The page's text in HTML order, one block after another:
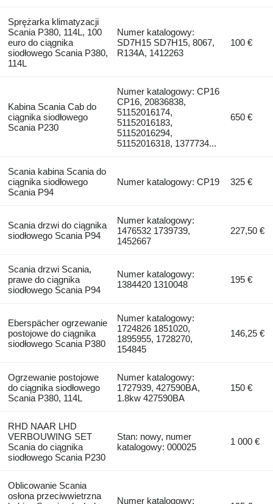
Sprężarka klimatyzacji
Scania P380, 114L, 100
euro do ciągnika
siodłowego Scania P380,
114L
Numer katalogowy:
SD7H15 SD7H15, 8067,
R134A, 1412263
100 €
Kabina Scania Cab do
ciągnika siodłowego
Scania P230
Numer katalogowy: CP16
CP16, 20836838,
51152016174,
51152016183,
51152016294,
51152016318, 1377734...
650 €
Scania kabina Scania do
ciągnika siodłowego
Scania P94
Numer katalogowy: CP19 325 €
Scania drzwi do ciągnika
siodłowego Scania P94
Numer katalogowy:
1476532 1739739,
1452667
227,50 €
Scania drzwi Scania,
prawe do ciągnika
siodłowego Scania P94
Numer katalogowy:
1384420 1310048
195 €
Eberspächer ogrzewanie
postojowe do ciągnika
siodłowego Scania P380
Numer katalogowy:
1724826 1851020,
1895955, 1728270,
154845
146,25 €
Ogrzewanie postojowe
do ciągnika siodłowego
Scania P380, 114L
Numer katalogowy:
1727939, 427590BA,
1.8kw 427590BA
150 €
RHD NAAR LHD
VERBOUWING SET
Scania do ciągnika
siodłowego Scania P230
Stan: nowy, numer
katalogowy: 000025
1 000 €
Oblicowanie Scania
osłona przeciwwietrzna
Numer katalogowy: